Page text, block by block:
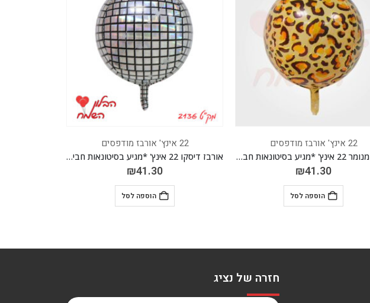
22 אינץ' אורבז מודפסים
אורבז מנומר 22 אינץ' *מגיע בסיטונאות חבילה של 5 יח'*
₪41.30
הוספה לסל
22 אינץ' אורבז מודפסים
אורבז דיסקו 22 אינץ' *מגיע בסיטונאות חבילה של 5 יח'*
₪41.30
הוספה לסל
חזרה של נציג